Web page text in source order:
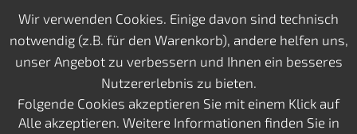
2x Heaven Sidepads -
Seitenlichtschutz für Heaven-
Modell
Wir verwenden Cookies. Einige davon sind technisch
notwendig (z.B. für den Warenkorb), andere helfen uns,
unser Angebot zu verbessern und Ihnen ein besseres
Nutzererlebnis zu bieten.
Folgende Cookies akzeptieren Sie mit einem Klick auf
Alle akzeptieren. Weitere Informationen finden Sie in